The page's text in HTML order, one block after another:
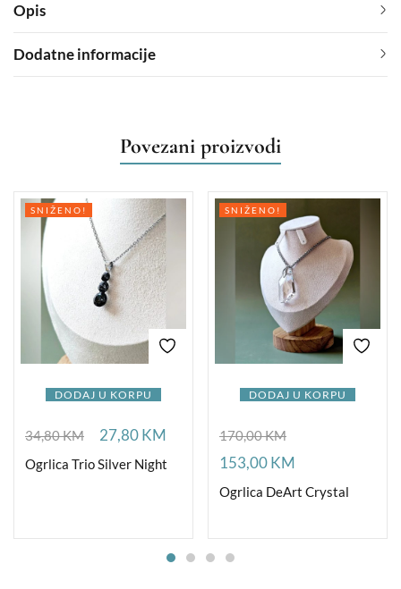
Opis
Dodatne informacije
Povezani proizvodi
DODAJ U KORPU
SNIŽENO!
34,80KM 27,80KM
Ogrlica Trio Silver Night
DODAJ U KORPU
SNIŽENO!
170,00KM
153,00KM
Ogrlica DeArt Crystal